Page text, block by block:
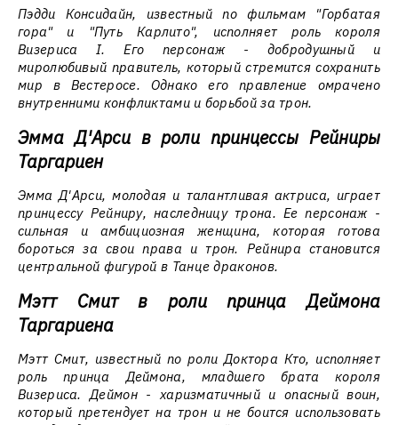
Пэдди Консидайн, известный по фильмам "Горбатая
гора" и "Путь Карлито", исполняет роль короля
Визериса I. Его персонаж - добродушный и
миролюбивый правитель, который стремится сохранить
мир в Вестеросе. Однако его правление омрачено
внутренними конфликтами и борьбой за трон.
Эмма Д'Арси в роли принцессы Рейниры
Таргариен
Эмма Д'Арси, молодая и талантливая актриса, играет
принцессу Рейниру, наследницу трона. Ее персонаж -
сильная и амбициозная женщина, которая готова
бороться за свои права и трон. Рейнира становится
центральной фигурой в Танце драконов.
Мэтт Смит в роли принца Деймона
Таргариена
Мэтт Смит, известный по роли Доктора Кто, исполняет
роль принца Деймона, младшего брата короля
Визериса. Деймон - харизматичный и опасный воин,
который претендует на трон и не боится использовать